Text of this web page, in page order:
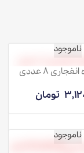
ناموجود
8 عددی
تومان
ناموجود